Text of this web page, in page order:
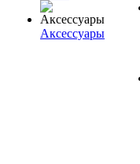
Аксессуары